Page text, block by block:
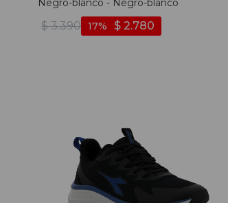
Negro-blanco - Negro-blanco
$ 3.390 $ 2.780
17